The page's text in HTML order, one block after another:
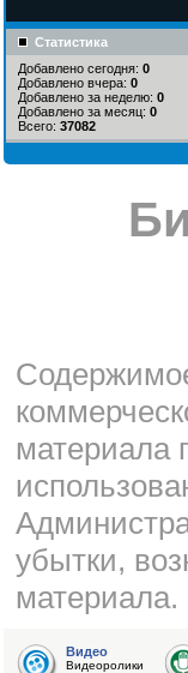
Статистика
Добавлено сегодня: 0
Добавлено вчера: 0
Добавлено за неделю: 0
Добавлено за месяц: 0
Всего: 37082
материала
убытки,
материала.
Видео
Видеоролики